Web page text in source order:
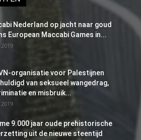
Nederland op jacht naar goud
European Maccabi Games in...
organisatie voor Palestijnen
van seksueel wangedrag,
en misbruik...
9.000 jaar oude prehistorische
uit de nieuwe steentijd